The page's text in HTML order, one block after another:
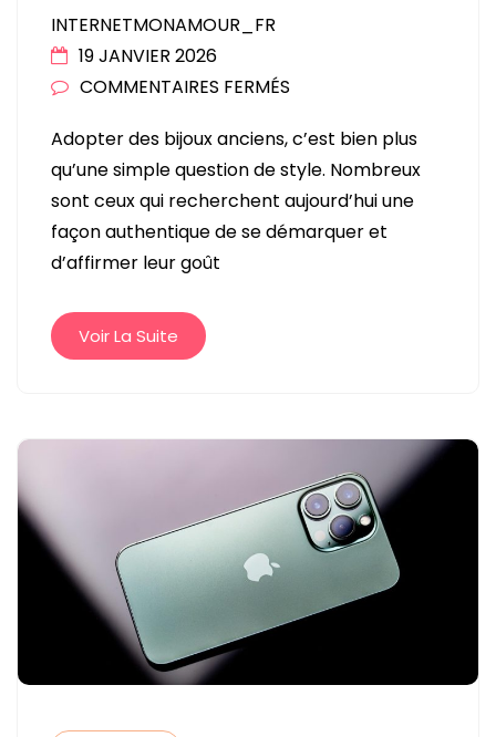
INTERNETMONAMOUR_FR
19 JANVIER 2026
COMMENTAIRES FERMÉS
PORTER
DES
BIJOUX
ANCIENS
Adopter des bijoux anciens, c’est bien plus
qu’une simple question de style. Nombreux
sont ceux qui recherchent aujourd’hui une
façon authentique de se démarquer et
d’affirmer leur goût
Voir La Suite